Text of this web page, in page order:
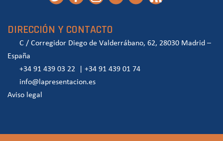
DIRECCIÓN Y CONTACTO
C / Corregidor Diego de Valderrábano, 62, 28030 Madrid –
España
+34 91 439 03 22
+34 91 439 01 74
info@lapresentacion.es
Aviso legal